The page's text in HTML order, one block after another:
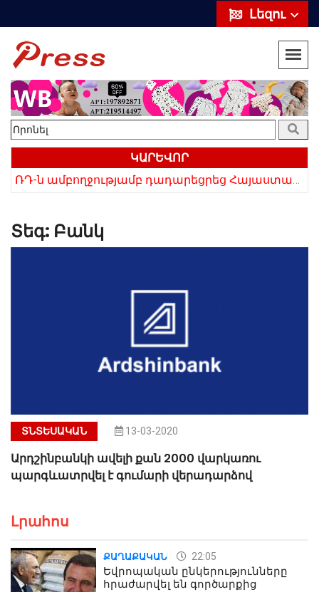
Լեզու
ԿԱՐԵՎՈՐ
Տեգ: Բանկ
ՏՆՏԵՍԱԿԱՆ 13-03-2020
Արդշինբանկի ավելի քան 2000 վարկառու
պարգևատրվել է գումարի վերադարձով
Լրահոս
ՔԱՂԱՔԱԿԱՆ 22:05
Եվրոպական ընկերությունները
հրաժարվել են գործարքից